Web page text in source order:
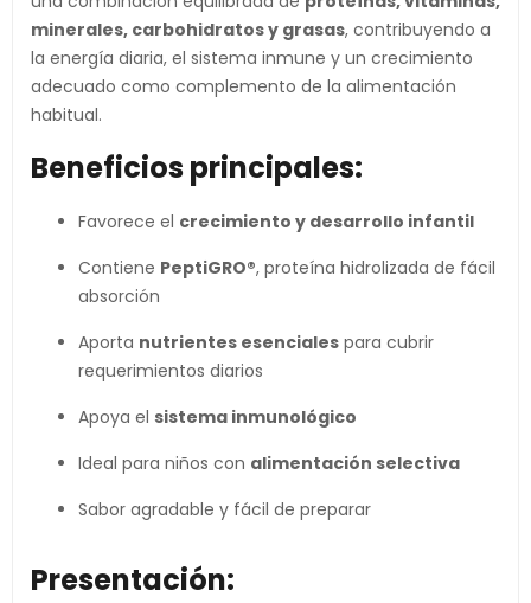
minerales, carbohidratos y grasas, contribuyendo a
la energía diaria, el sistema inmune y un crecimiento
adecuado como complemento de la alimentación
habitual.
Beneficios principales:
Favorece el crecimiento y desarrollo infantil
Contiene PeptiGRO®, proteína hidrolizada de fácil
absorción
Aporta nutrientes esenciales para cubrir
requerimientos diarios
Apoya el sistema inmunológico
Ideal para niños con alimentación selectiva
Sabor agradable y fácil de preparar
Presentación: